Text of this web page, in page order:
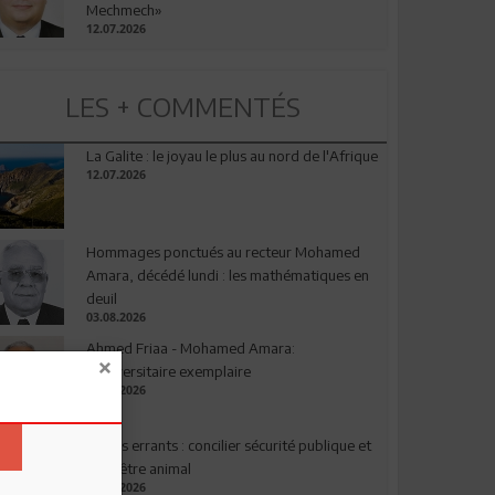
Mechmech»
12.07.2026
LES + COMMENTÉS
La Galite : le joyau le plus au nord de l'Afrique
12.07.2026
Hommages ponctués au recteur Mohamed
Amara, décédé lundi : les mathématiques en
deuil
03.08.2026
Ahmed Friaa - Mohamed Amara:
l’Universitaire exemplaire
04.08.2026
Chiens errants : concilier sécurité publique et
bien-être animal
17.07.2026